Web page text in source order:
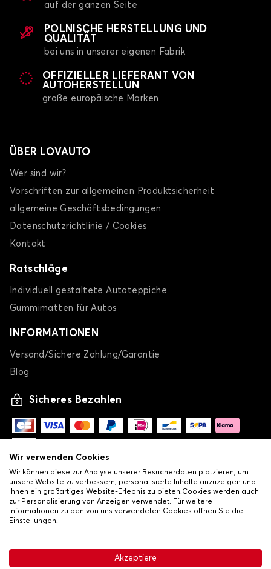
auf der ganzen Seite
POLNISCHE HERSTELLUNG UND
QUALITÄT
bei uns in unserer eigenen Fabrik
OFFIZIELLER LIEFERANT VON
AUTOHERSTELLUN
große europäische Marken
ÜBER LOVAUTO
Wer sind wir?
Vorschriften zur allgemeinen Produktsicherheit
allgemeine Geschäftsbedingungen
Datenschutzrichtlinie / Cookies
Kontakt
Ratschläge
Individuell gestaltete Autoteppiche
Gummimatten für Autos
INFORMATIONEN
Versand/Sichere Zahlung/Garantie
Blog
Sicheres Bezahlen
Allgemeine Verkaufsbedingungen•
Datenschutz- und Cookie-Richtlinie•Livraison
Wir verwenden Cookies
Wir können diese zur Analyse unserer Besucherdaten platzieren, um
unsere Website zu verbessern, personalisierte Inhalte anzuzeigen und
Ihnen ein großartiges Website-Erlebnis zu bieten.Cookies werden auch
zur Personalisierung von Anzeigen verwendet. Für weitere
Informationen zu den von uns verwendeten Cookies öffnen Sie die
Einstellungen.
Akzeptiere